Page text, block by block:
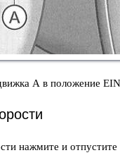
А в положение
нажмите и